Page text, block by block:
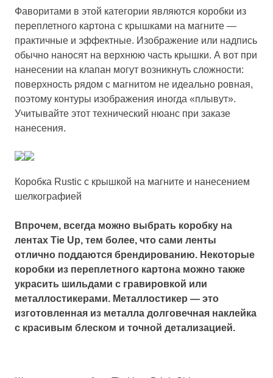
Фаворитами в этой категории являются коробки из
переплетного картона с крышками на магните —
практичные и эффектные. Изображение или надпись
обычно наносят на верхнюю часть крышки. А вот при
нанесении на клапан могут возникнуть сложности:
поверхность рядом с магнитом не идеально ровная,
поэтому контуры изображения иногда «плывут».
Учитывайте этот технический нюанс при заказе
нанесения.
Коробка Rustic с крышкой на магните и нанесением
шелкографией
Впрочем, всегда можно выбрать коробку на
лентах Tie Up, тем более, что сами ленты
отлично поддаются брендированию. Некоторые
коробки из переплетного картона можно также
украсить шильдами с гравировкой или
металлостикерами. Металлостикер — это
изготовленная из металла долговечная наклейка
с красивым блеском и точной детализацией.